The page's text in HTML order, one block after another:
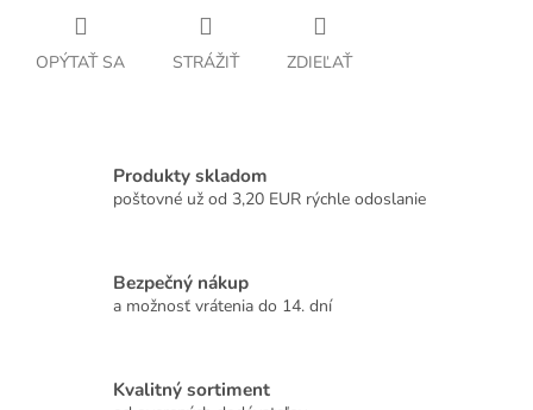
OPÝTAŤ SA STRÁŽIŤ ZDIEĽAŤ
Produkty skladom
poštovné už od 3,20 EUR rýchle odoslanie
Bezpečný nákup
a možnosť vrátenia do 14. dní
Kvalitný sortiment